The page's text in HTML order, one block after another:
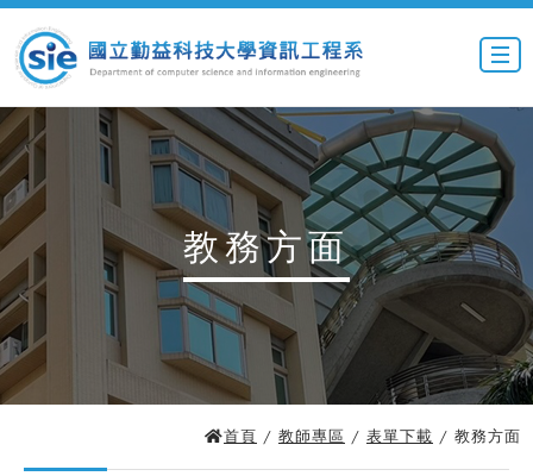
教務方面
首頁 / 教師專區 / 表單下載 / 教務方面